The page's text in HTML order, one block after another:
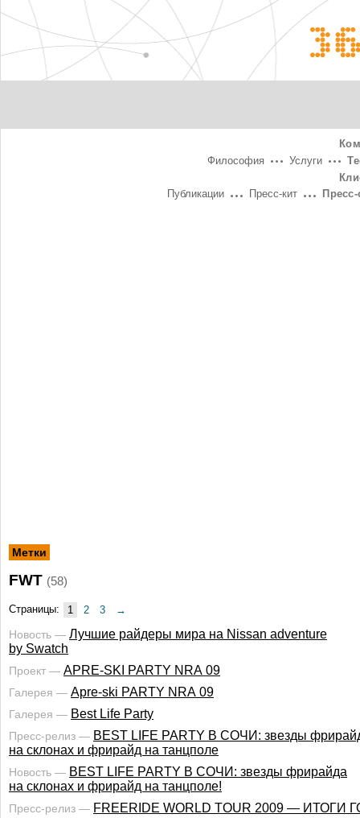
Услуги
Философия
Пресс-кит
Публикации
Метки
FWT (58)
Страницы: 1 2 3 →
Новость — Лучшие райдеры мира на Nissan adventure
by Swatch
Проект — APRE-SKI PARTY NRA 09
Галерея — Apre-ski PARTY NRA 09
Галерея — Best Life Party
Пресс-релиз — BEST LIFE PARTY В СОЧИ: звезды
на склонах и фрирайд на танцполе
Новость — BEST LIFE PARTY В СОЧИ: звезды фрирайда
на склонах и фрирайд на танцполе!
Пресс-релиз — FREERIDE WORLD TOUR 2009 — ИТОГИ